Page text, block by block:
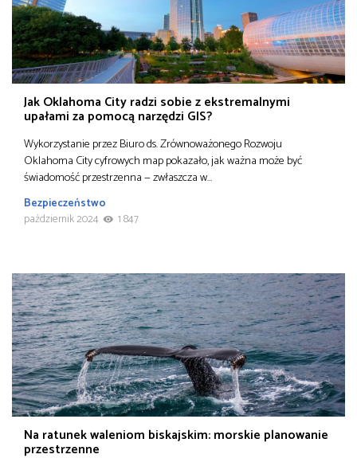
Jak Oklahoma City radzi sobie z ekstremalnymi
upałami za pomocą narzędzi GIS?
Wykorzystanie przez Biuro ds. Zrównoważonego Rozwoju
Oklahoma City cyfrowych map pokazało, jak ważna może być
świadomość przestrzenna — zwłaszcza w…
Bezpieczeństwo
październik 2024
1 847
Na ratunek waleniom biskajskim: morskie planowanie
przestrzenne